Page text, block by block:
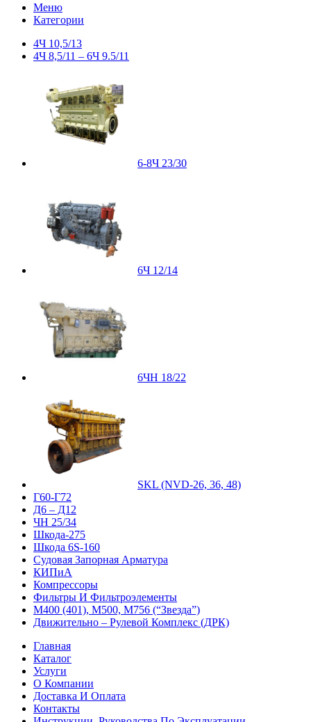
Меню
Категории
4Ч 10,5/13
4Ч 8,5/11 – 6Ч 9.5/11
6-8Ч 23/30
6Ч 12/14
6ЧН 18/22
SKL (NVD-26, 36, 48)
Г60-Г72
Д6 – Д12
ЧН 25/34
Шкода-275
Шкода 6S-160
Судовая Запорная Арматура
КИПиА
Компрессоры
Фильтры И Фильтроэлементы
М400 (401), М500, М756 (“Звезда”)
Движительно – Рулевой Комплекс (ДРК)
Главная
Каталог
Услуги
О Компании
Доставка И Оплата
Контакты